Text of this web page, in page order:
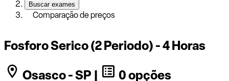
Buscar exames
Comparação de preços
Fosforo Serico (2 Periodo) - 4 Horas
Osasco - SP |
0 opções